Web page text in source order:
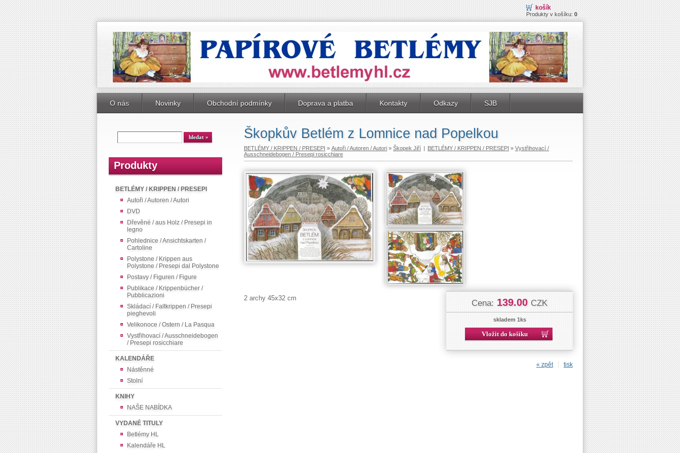
košík
Produkty v košíku:0
O nás Novinky Obchodní podmínky Doprava a platba Kontakty Odkazy SJB
Produkty
BETLÉMY / KRIPPEN / PRESEPI
Autoři / Autoren / Autori
DVD
Dřevěné / aus Holz / Presepi in
legno
Pohlednice / Ansichtskarten /
Cartoline
Polystone / Krippen aus
Polystone / Presepi dal Polystone
Postavy / Figuren / Figure
Publikace / Krippenbücher /
Pubblicazioni
Skládací / Faltkrippen / Presepi
pieghevoli
Velikonoce / Ostern / La Pasqua
Vystřihovací / Ausschneidebogen
/ Presepi rosicchiare
KALENDÁŘE
Nástěnné
Stolní
KNIHY
NAŠE NABÍDKA
VYDANÉ TITULY
Betlémy HL
Kalendáře HL
Škopkův Betlém z Lomnice nad Popelkou
BETLÉMY / KRIPPEN / PRESEPI » Autoři / Autoren / Autori » Škopek Jiří | BETLÉMY / KRIPPEN / PRESEPI » Vystřihovací /
Ausschneidebogen / Presepi rosicchiare
Cena: 139.00 CZK
skladem 1ks
2 archy 45x32 cm
tisk
« zpět